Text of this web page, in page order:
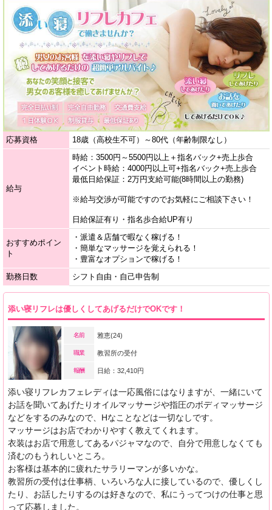
応募資格 18歳（高校生不可）～80代（年齢制限なし）
給与
時給：3500円～5500円以上＋指名バック+売上歩合
イベント時給：4000円以上可+指名バック+売上歩合
最低日給保証：2万円支給可能(8時間以上の勤務)
※給与交渉が可能ですのでお気軽にご相談下さい！
日給保証有り・指名歩合給UP有り
おすすめポイン
ト
・派遣＆店舗で暇なく稼げる！
・簡単なマッサージを覚えられる！
・豊富なオプションで稼げる！
勤務日数
シフト自由・自己申告制
添い寝リフレは優しくしてあげるだけでOKです！
名前 雅恵(24)
職業 教習所の受付
報酬 日給：32,410円
添い寝リフレカフェレディは一応風俗にはなりますが、一緒にいて
お話を聞いてあげたりオイルマッサージや指圧のボディマッサージ
などをするのみなので、Hなことなどは一切なしです。
マッサージはお店でわかりやすく教えてくれます。
衣装はお店で用意してあるパジャマなので、自分で用意しなくても
済むのもうれしいところ。
お客様は基本的に疲れたサラリーマンが多いかな。
教習所の受付は仕事柄、いろいろな人に接しているので、優しくし
たり、お話したりするのは好きなので、私にうってつけの仕事と思
って応募しました。